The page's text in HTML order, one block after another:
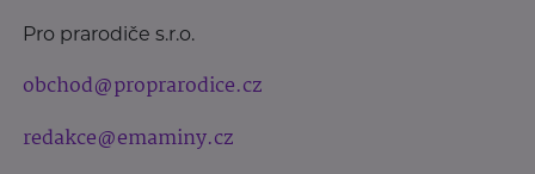
Pro prarodiče s.r.o.
obchod@proprarodice.cz
redakce@emaminy.cz